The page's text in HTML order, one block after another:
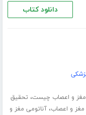
دانلود کتاب
مغز و اعصاب چیست، تحقیق
،آناتومی مغز و